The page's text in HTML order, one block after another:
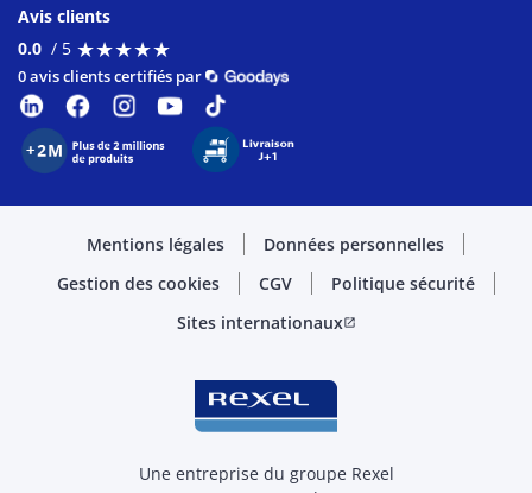
Avis clients
0.0 / 5 ★★★★★
★★★★★
0 avis clients certifiés par
Mentions légales
Données personnelles
Gestion des cookies
CGV
Politique sécurité
Sites internationauxopen_in_new
Une entreprise du groupe Rexel